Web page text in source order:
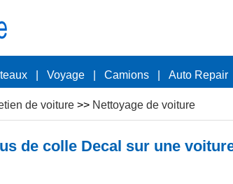
Voyage Camions Auto Repair
de voiture >> Nettoyage de voiture
de colle Decal sur une